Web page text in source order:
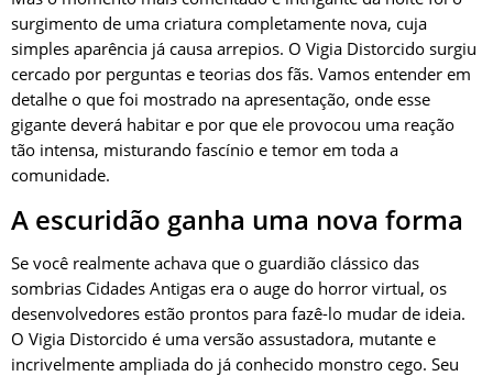
surgimento de uma criatura completamente nova, cuja
simples aparência já causa arrepios. O Vigia Distorcido surgiu
cercado por perguntas e teorias dos fãs. Vamos entender em
detalhe o que foi mostrado na apresentação, onde esse
gigante deverá habitar e por que ele provocou uma reação
tão intensa, misturando fascínio e temor em toda a
comunidade.
A escuridão ganha uma nova forma
Se você realmente achava que o guardião clássico das
sombrias Cidades Antigas era o auge do horror virtual, os
desenvolvedores estão prontos para fazê-lo mudar de ideia.
O Vigia Distorcido é uma versão assustadora, mutante e
incrivelmente ampliada do já conhecido monstro cego. Seu